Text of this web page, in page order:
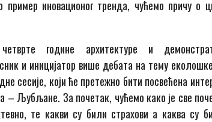
пример иновационог тренда, чућемо причу о
године архитектуре и
и иницијатор више дебата на тему
сесије, који ће претежно бити посвећена
– Љубљане. За почетак, чућемо како је све
те какви су били страхови а каква су